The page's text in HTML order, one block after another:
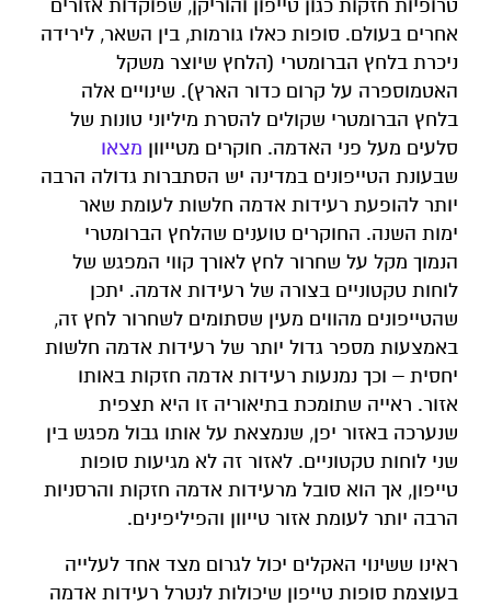
טרופיות חזקות כגון טייפון והוריקן, שפוקדות אזורים
אחרים בעולם. סופות כאלו גורמות, בין השאר, לירידה
ניכרת בלחץ הברומטרי (הלחץ שיוצר משקל
האטמוספרה על קרום כדור הארץ). שינויים אלה
בלחץ הברומטרי שקולים להסרת מיליוני טונות של
סלעים מעל פני האדמה. חוקרים מטייוון מצאו
שבעונת הטייפונים במדינה יש הסתברות גדולה הרבה
יותר להופעת רעידות אדמה חלשות לעומת שאר
ימות השנה. החוקרים טוענים שהלחץ הברומטרי
הנמוך מקל על שחרור לחץ לאורך קווי המפגש של
לוחות טקטוניים בצורה של רעידות אדמה. יתכן
שהטייפונים מהווים מעין שסתומים לשחרור לחץ זה,
באמצעות מספר גדול יותר של רעידות אדמה חלשות
יחסית – וכך נמנעות רעידות אדמה חזקות באותו
אזור. ראייה שתומכת בתיאוריה זו היא תצפית
שנערכה באזור יפן, שנמצאת על אותו גבול מפגש בין
שני לוחות טקטוניים. לאזור זה לא מגיעות סופות
טייפון, אך הוא סובל מרעידות אדמה חזקות והרסניות
הרבה יותר לעומת אזור טייוון והפיליפינים.
ראינו ששינוי האקלים יכול לגרום מצד אחד לעלייה
בעוצמת סופות טייפון שיכולות לנטרל רעידות אדמה